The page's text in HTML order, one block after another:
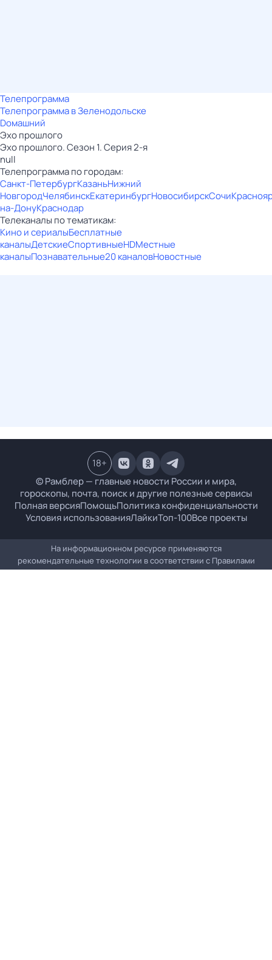
Телепрограмма
Телепрограмма в Зеленодольске
Dомашний
Эхо прошлого
Эхо прошлого. Сезон 1. Серия 2-я
null
Телепрограмма по городам:
Санкт-ПетербургКазаньНижний
НовгородЧелябинскЕкатеринбургНовосибирскСочи
на-ДонуКраснодар
Телеканалы по тематикам:
Кино и сериалыБесплатные
каналыДетскиеСпортивныеHDМестные
каналыПознавательные20 каналовНовостные
© Рамблер — главные новости России и мира,
гороскопы, почта, поиск и другие полезные сервисы
Полная версияПомощьПолитика конфиденциальности
Условия использованияЛайкиТоп-100Все проекты
18+
На информационном ресурсе применяются
рекомендательные технологии в соответствии с Правилами